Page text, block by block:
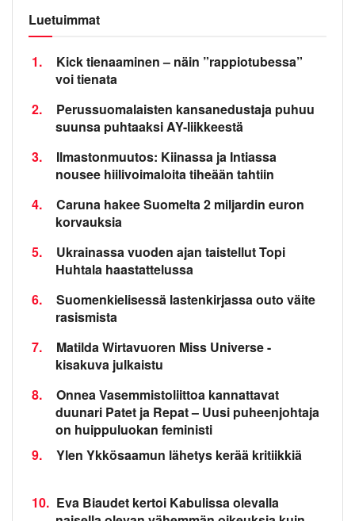
Luetuimmat
1.
Kick tienaaminen – näin ”rappiotubessa”
voi tienata
2.
Perussuomalaisten kansanedustaja puhuu
suunsa puhtaaksi AY-liikkeestä
3.
Ilmastonmuutos: Kiinassa ja Intiassa
nousee hiilivoimaloita tiheään tahtiin
4.
Caruna hakee Suomelta 2 miljardin euron
korvauksia
5.
Ukrainassa vuoden ajan taistellut Topi
Huhtala haastattelussa
6.
Suomenkielisessä lastenkirjassa outo väite
rasismista
7.
Matilda Wirtavuoren Miss Universe -
kisakuva julkaistu
8.
Onnea Vasemmistoliittoa kannattavat
duunari Patet ja Repat – Uusi puheenjohtaja
on huippuluokan feministi
9.
Ylen Ykkösaamun lähetys kerää kritiikkiä
10. Eva Biaudet kertoi Kabulissa olevalla